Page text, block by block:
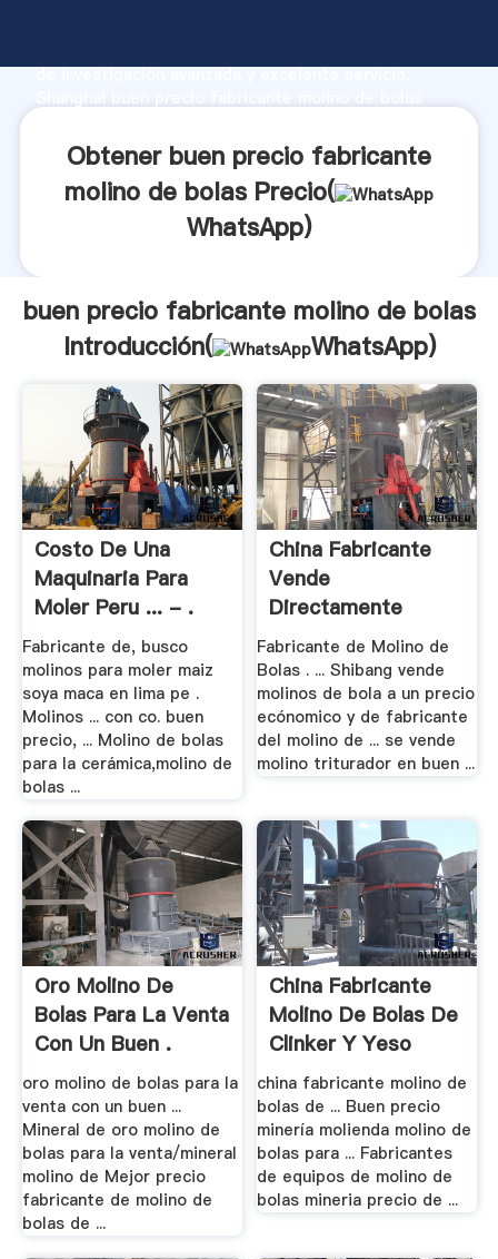
de investigación avanzada y excelente servicio,
clientes.Obtener buen precio fabricante
molino de bolas Precio(
WhatsApp)
buen precio fabricante molino de bolas
Introducción(
WhatsApp)
Costo De Una
Maquinaria Para
Moler Peru ... - .
Fabricante de, busco
molinos para moler maiz
soya maca en lima pe .
Molinos ... con co. buen
precio, ... Molino de bolas
para la cerámica,molino de
bolas ...
China Fabricante
Vende
Directamente
Molino .
Fabricante de Molino de
Bolas . ... Shibang vende
molinos de bola a un precio
ecónomico y de fabricante
del molino de ... se vende
molino triturador en buen ...
Oro Molino De
Bolas Para La Venta
Con Un Buen .
oro molino de bolas para la
venta con un buen ...
Mineral de oro molino de
bolas para la venta/mineral
molino de Mejor precio
fabricante de molino de
bolas de ...
China Fabricante
Molino De Bolas De
Clinker Y Yeso
china fabricante molino de
bolas de ... Buen precio
minería molienda molino de
bolas para ... Fabricantes
de equipos de molino de
bolas mineria precio de ...